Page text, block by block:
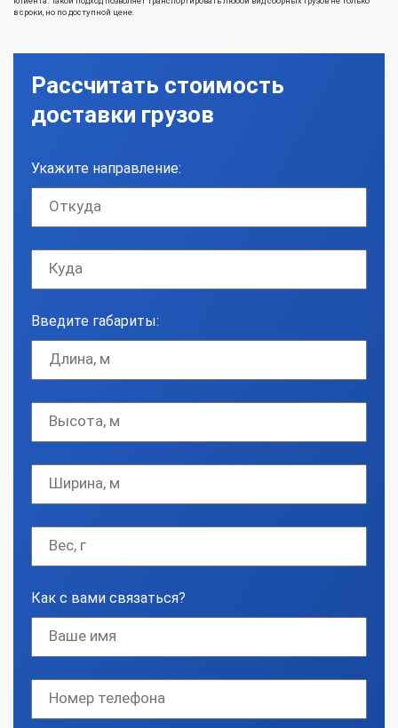
в сроки, но по доступной цене.
Рассчитать стоимость
доставки грузов
Укажите направление:
Введите габариты:
Как с вами связаться?